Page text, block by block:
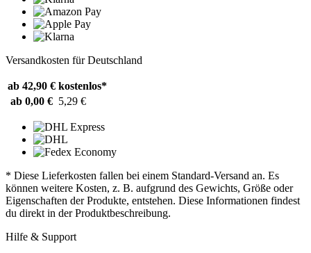
Versandkosten für Deutschland
ab 42,90 € kostenlos*
ab 0,00 € 5,29 €
* Diese Lieferkosten fallen bei einem Standard-Versand an. Es
können weitere Kosten, z. B. aufgrund des Gewichts, Größe oder
Eigenschaften der Produkte, entstehen. Diese Informationen findest
du direkt in der Produktbeschreibung.
Hilfe & Support